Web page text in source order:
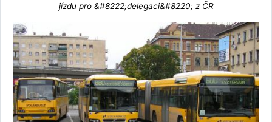
jízdu pro &#8222;delegaci&#8220; z ČR